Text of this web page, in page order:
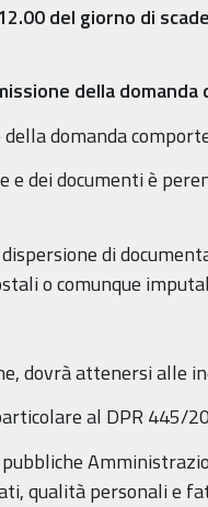
del giorno di
della domanda
domanda
dei documenti è
di
o comunque
dovrà attenersi alle
al DPR 445/
qualità personali e